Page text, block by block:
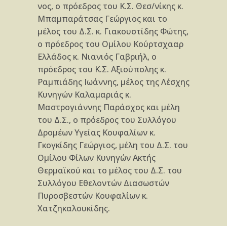
νος, ο πρόεδρος του Κ.Σ. Θεσ/νίκης κ.
Μπαμπαράτσας Γεώργιος και το
μέλος του Δ.Σ. κ. Γιακουστίδης Φώτης,
ο πρόεδρος του Ομίλου Κούρτσχααρ
Ελλάδος κ. Νιανιός Γαβριήλ, ο
πρόεδρος του Κ.Σ. Αξιούπολης κ.
Ραμπιάδης Ιωάννης, μέλος της Λέσχης
Κυνηγών Καλαμαριάς κ.
Μαστρογιάννης Παράσχος και μέλη
του Δ.Σ., ο πρόεδρος του Συλλόγου
Δρομέων Υγείας Κουφαλίων κ.
Γκογκίδης Γεώργιος, μέλη του Δ.Σ. του
Ομίλου Φίλων Κυνηγών Ακτής
Θερμαϊκού και το μέλος του Δ.Σ. του
Συλλόγου Εθελοντών Διασωστών
Πυροσβεστών Κουφαλίων κ.
Χατζηκαλουκίδης.